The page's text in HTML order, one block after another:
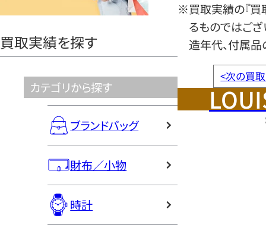
買取実績を探す
カテゴリから探す
ブランドバッグ
財布／小物
時計
※買取実績の『買
るものではござ
造年代、付属品
<次の買